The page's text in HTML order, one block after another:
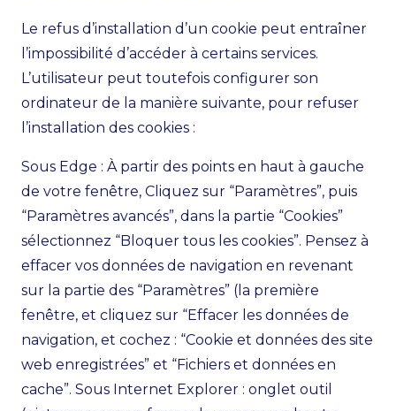
Le refus d’installation d’un cookie peut entraîner
l’impossibilité d’accéder à certains services.
L’utilisateur peut toutefois configurer son
ordinateur de la manière suivante, pour refuser
l’installation des cookies :
Sous Edge : À partir des points en haut à gauche
de votre fenêtre, Cliquez sur “Paramètres”, puis
“Paramètres avancés”, dans la partie “Cookies”
sélectionnez “Bloquer tous les cookies”. Pensez à
effacer vos données de navigation en revenant
sur la partie des “Paramètres” (la première
fenêtre, et cliquez sur “Effacer les données de
navigation, et cochez : “Cookie et données des site
web enregistrées” et “Fichiers et données en
cache”. Sous Internet Explorer : onglet outil